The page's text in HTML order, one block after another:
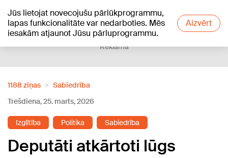
Jūs lietojat novecojušu pārlūkprogrammu,
lapas funkcionalitāte var nedarboties. Mēs
iesakām atjaunot Jūsu pārluprogrammu.
Aizvērt
+21°C
Reklāma
1188 ziņas
Sabiedrība
Trešdiena, 25. marts, 2026
Izglītība Politika Sabiedrība
Deputāti atkārtoti lūgs